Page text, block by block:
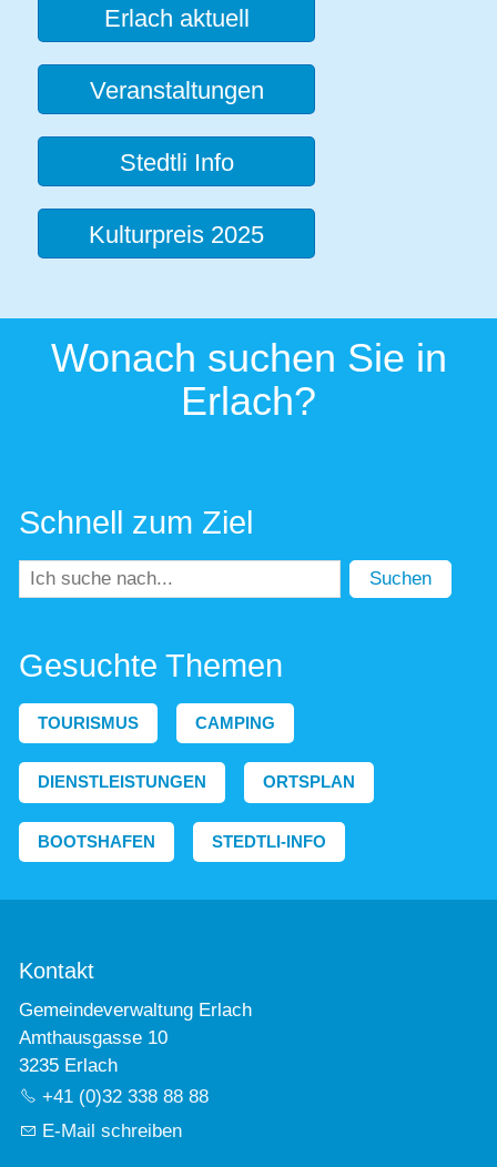
Erlach aktuell
Veranstaltungen
Stedtli Info
Kulturpreis 2025
Wonach suchen Sie in
Erlach?
Schnell zum Ziel
Suchen
Gesuchte Themen
TOURISMUS CAMPING
DIENSTLEISTUNGEN ORTSPLAN
BOOTSHAFEN STEDTLI-INFO
Kontakt
Gemeindeverwaltung Erlach
Amthausgasse 10
3235 Erlach
+41 (0)32 338 88 88
E-Mail schreiben